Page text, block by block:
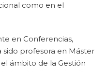
como en el
en Conferencias,
sido profesora en Máster
ámbito de la Gestión